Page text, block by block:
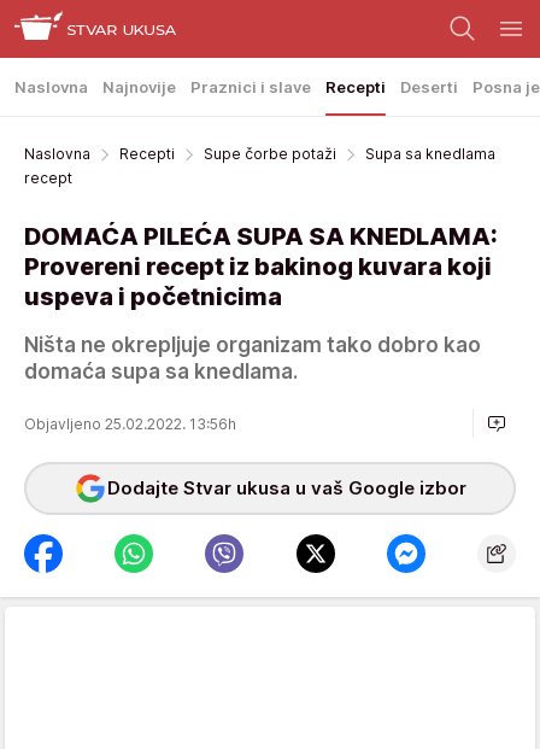
Naslovna Najnovije Praznici i slave Recepti Deserti Posna
Naslovna Recepti Supe čorbe potaži
Supa sa knedlama
recept
DOMAĆA PILEĆA SUPA SA KNEDLAMA:
Provereni recept iz bakinog kuvara koji
uspeva i početnicima
Ništa ne okrepljuje organizam tako dobro kao
domaća supa sa knedlama.
Objavljeno 25.02.2022. 13:56h
Dodajte Stvar ukusa u vaš Google izbor